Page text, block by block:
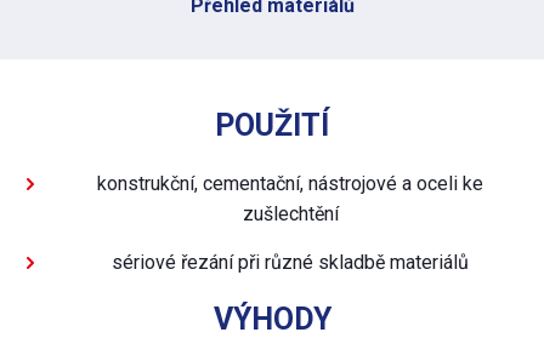
Přehled materiálů
POUŽITÍ
konstrukční, cementační, nástrojové a oceli ke
zušlechtění
sériové řezání při různé skladbě materiálů
VÝHODY